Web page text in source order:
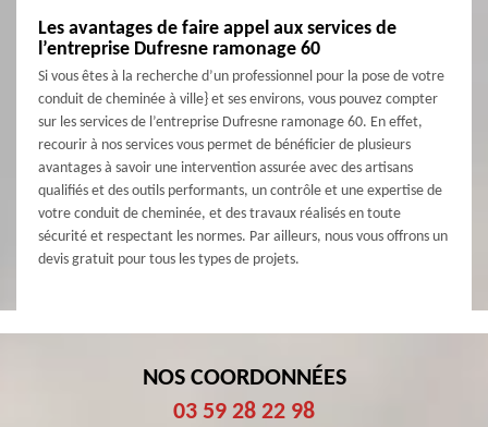
Les avantages de faire appel aux services de
l’entreprise Dufresne ramonage 60
Si vous êtes à la recherche d’un professionnel pour la pose de votre
conduit de cheminée à ville} et ses environs, vous pouvez compter
sur les services de l’entreprise Dufresne ramonage 60. En effet,
recourir à nos services vous permet de bénéficier de plusieurs
avantages à savoir une intervention assurée avec des artisans
qualifiés et des outils performants, un contrôle et une expertise de
votre conduit de cheminée, et des travaux réalisés en toute
sécurité et respectant les normes. Par ailleurs, nous vous offrons un
devis gratuit pour tous les types de projets.
NOS COORDONNÉES
03 59 28 22 98